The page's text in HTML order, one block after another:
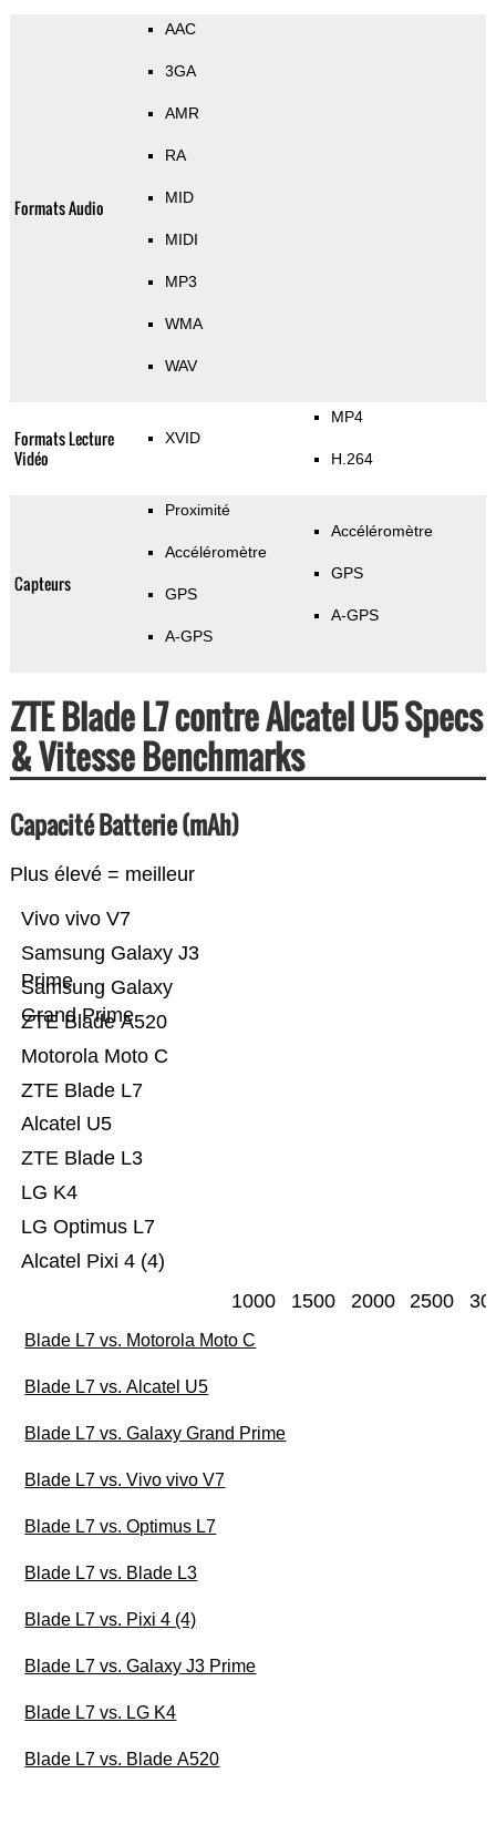
Formats Audio
AAC
3GA
AMR
RA
MID
MIDI
MP3
WMA
WAV
Formats Lecture
Vidéo
XVID
MP4
H.264
Capteurs
Proximité
Accéléromètre
GPS
A-GPS
Accéléromètre
GPS
A-GPS
ZTE Blade L7 contre Alcatel U5 Specs
& Vitesse Benchmarks
Capacité Batterie (mAh)
Plus élevé = meilleur
Alcatel Pixi 4 (4)
LG Optimus L7
LG K4
ZTE Blade L3
Alcatel U5
ZTE Blade L7
Motorola Moto C
ZTE Blade A520
Samsung Galaxy
Grand Prime
Samsung Galaxy J3
Prime
Vivo vivo V7
1000 1500 2000 2500
Blade L7 vs. Motorola Moto C
Blade L7 vs. Alcatel U5
Blade L7 vs. Galaxy Grand Prime
Blade L7 vs. Vivo vivo V7
Blade L7 vs. Optimus L7
Blade L7 vs. Blade L3
Blade L7 vs. Pixi 4 (4)
Blade L7 vs. Galaxy J3 Prime
Blade L7 vs. LG K4
Blade L7 vs. Blade A520